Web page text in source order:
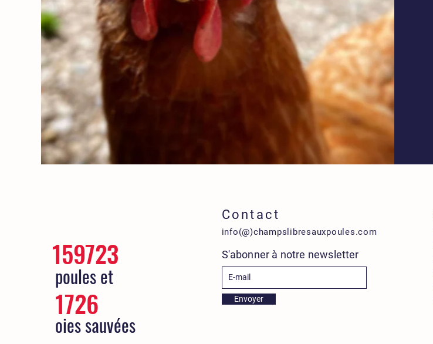
poules et
1726
oies sauvées
159723
Contact
info(@)champslibresauxpoules.com
S'abonner à notre newsletter
Envoyer